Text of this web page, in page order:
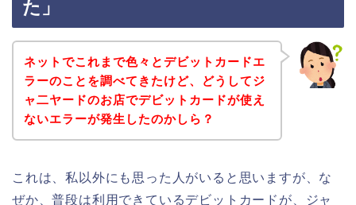
た」
ネットでこれまで色々とデビットカードエ
ラーのことを調べてきたけど、どうしてジ
ャ二ヤードのお店でデビットカードが使え
ないエラーが発生したのかしら？
これは、私以外にも思った人がいると思いますが、な
ぜか、普段は利用できているデビットカードが、ジャ